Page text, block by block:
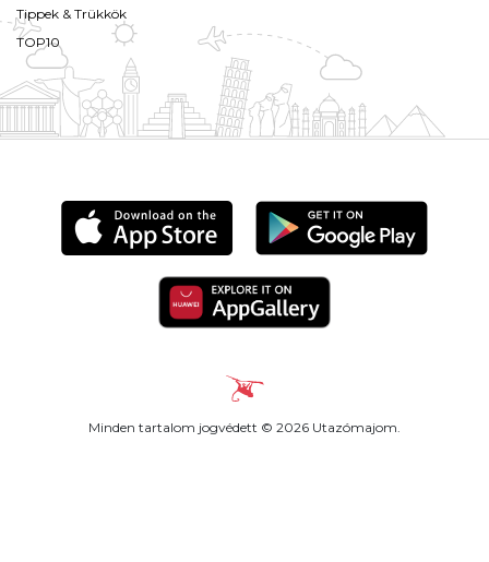
Tippek & Trükkök
TOP10
Minden tartalom jogvédett © 2026 Utazómajom.